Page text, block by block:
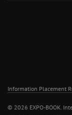
Information Placement
© 2026 EXPO-BOOK.